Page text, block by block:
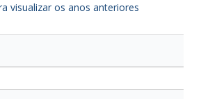
visualizar os anos anteriores